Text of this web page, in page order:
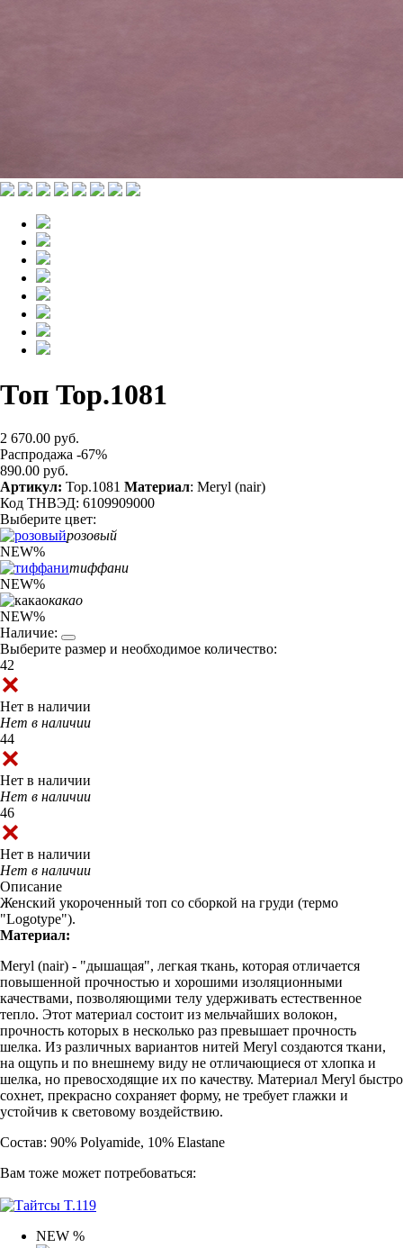
Топ Top.1081
2 670.00 руб.
Распродажа -67%
890.00 руб.
Артикул: Top.1081 Материал: Meryl (nair)
Код ТНВЭД: 6109909000
Выберите цвет:
розовый
NEW%
тиффани
NEW%
какао
NEW%
Наличие:
Выберите размер и необходимое количество:
42
Нет в наличии
Нет в наличии
44
Нет в наличии
Нет в наличии
46
Нет в наличии
Нет в наличии
Описание
Женский укороченный топ со сборкой на груди (термо
"Logotype").
Материал:
Meryl (nair) - "дышащая", легкая ткань, которая отличается
повышенной прочностью и хорошими изоляционными
качествами, позволяющими телу удерживать естественное
тепло. Этот материал состоит из мельчайших волокон,
прочность которых в несколько раз превышает прочность
шелка. Из различных вариантов нитей Meryl создаются ткани,
на ощупь и по внешнему виду не отличающиеся от хлопка и
шелка, но превосходящие их по качеству. Материал Meryl быстро
сохнет, прекрасно сохраняет форму, не требует глажки и
устойчив к световому воздействию.
Состав: 90% Polyamide, 10% Elastane
Вам тоже может потребоваться:
NEW %